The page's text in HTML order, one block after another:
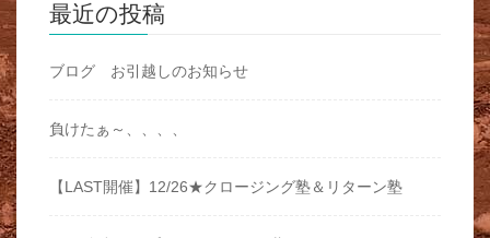
最近の投稿
ブログ お引越しのお知らせ
負けたぁ～、、、、
【LAST開催】12/26★クロージング塾＆リターン塾